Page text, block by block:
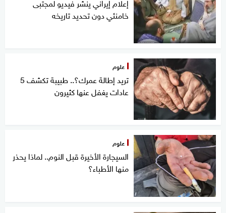
خامنئي دون تحديد تاريخه
علوم
تريد إطالة عمرك؟.. طبيبة تكشف 5
عادات يغفل عنها كثيرون
علوم
السيجارة الأخيرة قبل النوم.. لماذا يحذر
منها الأطباء؟